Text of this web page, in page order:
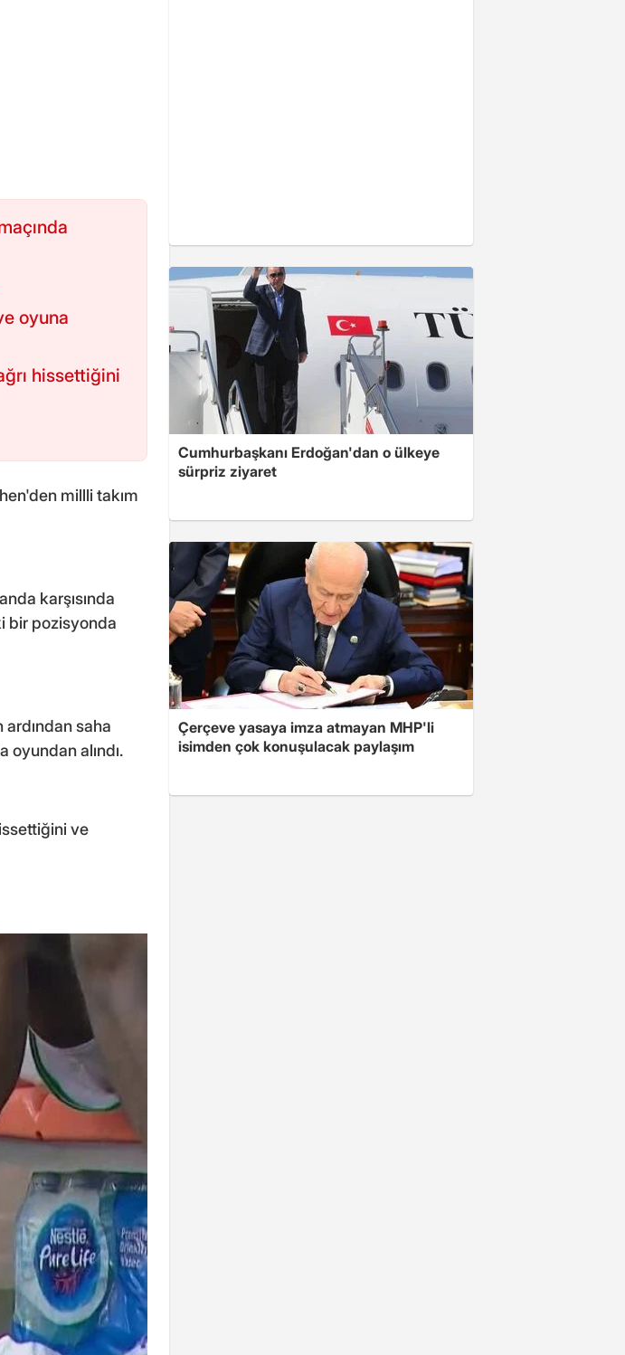
oyuna
hissettiğini
millli takım
karşısında
bir pozisyonda
saha
oyundan alındı.
ve
Cumhurbaşkanı Erdoğan'dan o ülkeye
sürpriz ziyaret
Çerçeve yasaya imza atmayan MHP'li
isimden çok konuşulacak paylaşım